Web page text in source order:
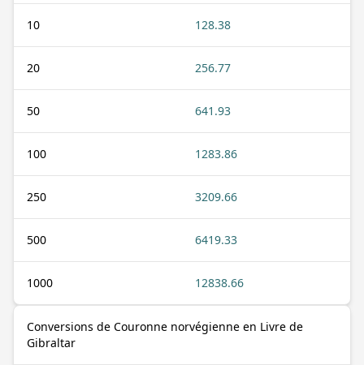
10 128.38
20 256.77
50 641.93
100 1283.86
250 3209.66
500 6419.33
1000 12838.66
Conversions de Couronne norvégienne en Livre de
Gibraltar